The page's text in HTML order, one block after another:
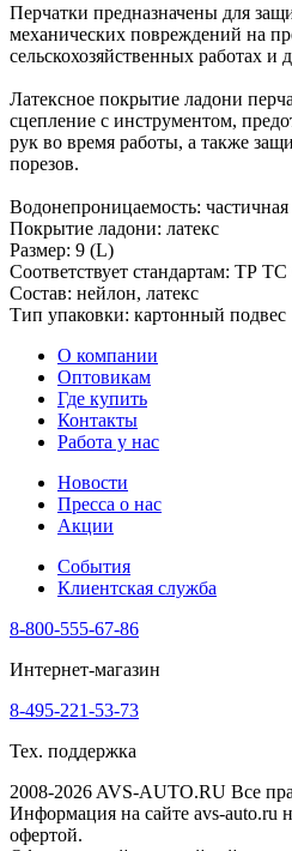
Перчатки предназначены для
механических повреждений на
сельскохозяйственных работах и
Латексное покрытие ладони
сцепление с инструментом,
рук во время работы, а также
порезов.
Водонепроницаемость: частичная
Покрытие ладони: латекс
Размер: 9 (L)
Соответствует стандартам: ТР ТС
Состав: нейлон, латекс
Тип упаковки: картонный подвес
О компании
Оптовикам
Где купить
Контакты
Работа у нас
Новости
Пресса о нас
Акции
События
Клиентская служба
8-800-555-67-86
Интернет-магазин
8-495-221-53-73
Тех. поддержка
2008-2026 AVS-AUTO.RU Все
Информация на сайте avs-auto.ru
офертой.